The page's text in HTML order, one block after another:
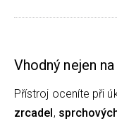
Vhodný nejen
Přístroj oceníte při
zrcadel ,